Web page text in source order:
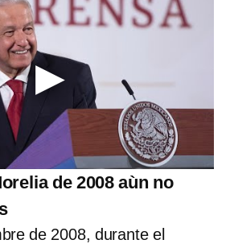
de 2008 aùn no
de 2008, durante el